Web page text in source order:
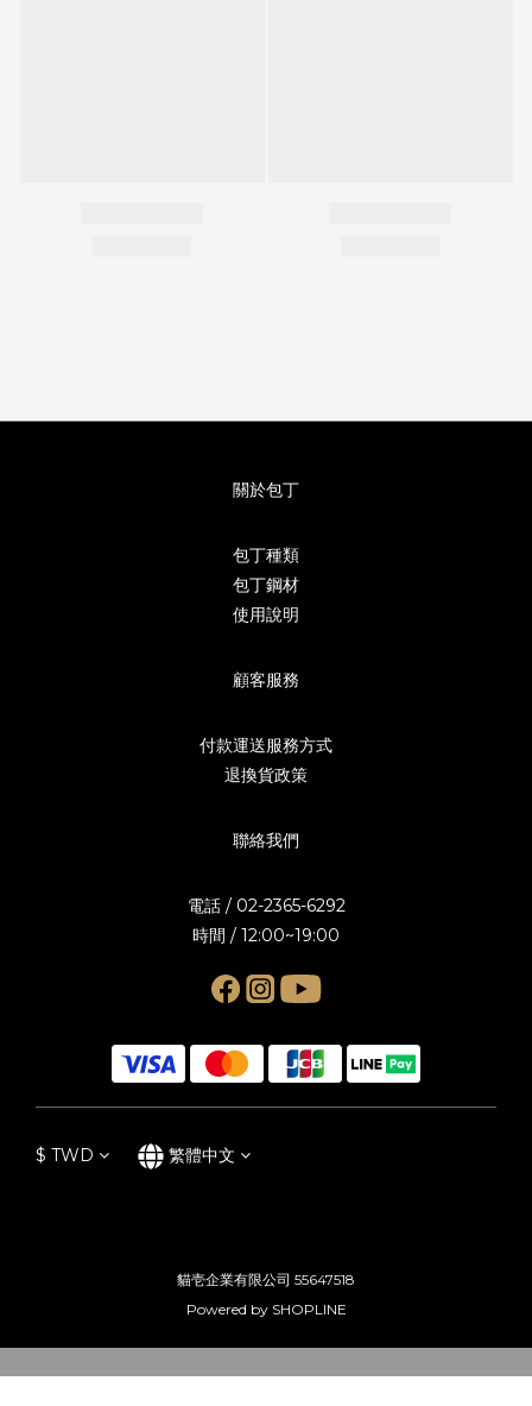
關於包丁
包丁種類
包丁鋼材
使用說明
顧客服務
付款運送服務方式
退換貨政策
聯絡我們
電話 / 02-2365-6292
時間 / 12:00~19:00
$ TWD 繁體中文
貓壱企業有限公司 55647518
Powered by SHOPLINE